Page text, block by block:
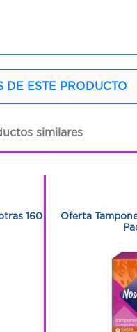
DE ESTE PRODUCTO
similares
160
Oferta